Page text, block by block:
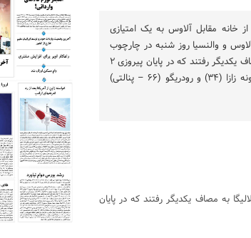
از خانه مقابل آلاوس به یک امتیازی
و والنسیا روز شنبه در چارچوب
هفته دهم رقابتهای لالیگا به مصاف یکدیگر رفتند که در پایان پیروزی ۲
بر یک والنسیا بدست آمد. سیمونه زازا (۳۴) و رودریگو (۶۶ – پنالتی)
به مصاف یکدیگر رفتند که در پایان